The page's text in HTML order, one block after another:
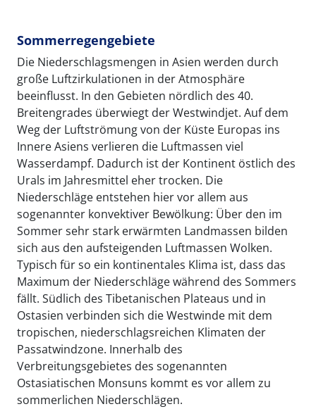
Sommerregengebiete
Die Niederschlagsmengen in Asien werden durch
große Luftzirkulationen in der Atmosphäre
beeinflusst. In den Gebieten nördlich des 40.
Breitengrades überwiegt der Westwindjet. Auf dem
Weg der Luftströmung von der Küste Europas ins
Innere Asiens verlieren die Luftmassen viel
Wasserdampf. Dadurch ist der Kontinent östlich des
Urals im Jahresmittel eher trocken. Die
Niederschläge entstehen hier vor allem aus
sogenannter konvektiver Bewölkung: Über den im
Sommer sehr stark erwärmten Landmassen bilden
sich aus den aufsteigenden Luftmassen Wolken.
Typisch für so ein kontinentales Klima ist, dass das
Maximum der Niederschläge während des Sommers
fällt. Südlich des Tibetanischen Plateaus und in
Ostasien verbinden sich die Westwinde mit dem
tropischen, niederschlagsreichen Klimaten der
Passatwindzone. Innerhalb des
Verbreitungsgebietes des sogenannten
Ostasiatischen Monsuns kommt es vor allem zu
sommerlichen Niederschlägen.